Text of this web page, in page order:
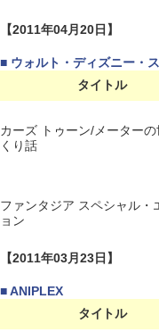
【2011年04月20日】
■ ウォルト・ディズニー・
タイトル
カーズ トゥーン/メーターの
くり話
ファンタジア スペシャル・
ョン
【2011年03月23日】
■ ANIPLEX
タイトル